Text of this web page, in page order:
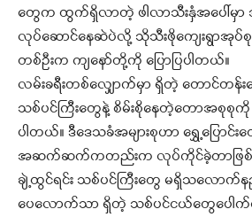
တွေက ထွက်ရှိလာတဲ့ ဖါလာသီးနှံအပေါ်မှာ
လုပ်ဆောင်နေဆဲပဲလို့ သိုသီးဖိုကျေးရွာအုပ်
တစ်ဦးက ကျနော်တို့ကို ပြောပြပါတယ်။
လမ်းခရီးတစ်လျှောက်မှာ ရှိတဲ့ တောင်တန်းမြ
သစ်ပင်ကြီးတွေနဲ့ စိမ်းစိုနေတဲ့တောအစု
ပါတယ်။ ဒီဒေသခံအများစုဟာ ရွှေ့ပြောင်
အဆက်ဆက်ကတည်းက လုပ်ကိုင်ခဲ့တာဖြစ်ပ
ချဲ့ထွင်ရင်း သစ်ပင်ကြီးတွေ မရှိသလောက်န
ပေလောက်သာ ရှိတဲ့ သစ်ပင်ငယ်တွေပေါ